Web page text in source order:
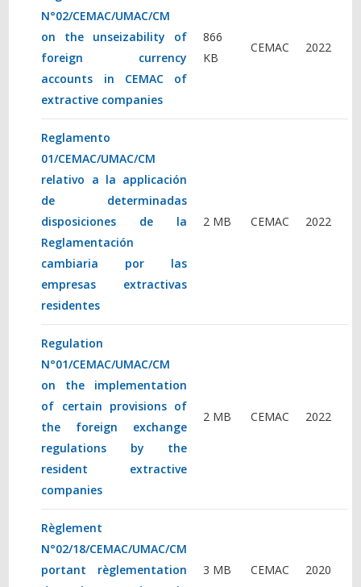
N°02/CEMAC/UMAC/CM
on the unseizability of
foreign currency
accounts in CEMAC of
extractive companies
866
KB
CEMAC 2022
Reglamento
01/CEMAC/UMAC/CM
relativo a la applicación
de determinadas
disposiciones de la
Reglamentación
cambiaria por las
empresas extractivas
residentes
2 MB CEMAC 2022
Regulation
N°01/CEMAC/UMAC/CM
on the implementation
of certain provisions of
the foreign exchange
regulations by the
resident extractive
companies
2 MB CEMAC 2022
Règlement
N°02/18/CEMAC/UMAC/CM
portant règlementation
3 MB CEMAC 2020